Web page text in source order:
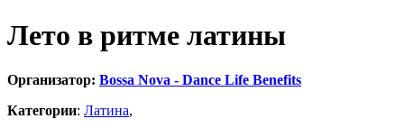
Лето в ритме латины
Организатор: Bossa Nova - Dance Life Benefits
Категории: Латина,